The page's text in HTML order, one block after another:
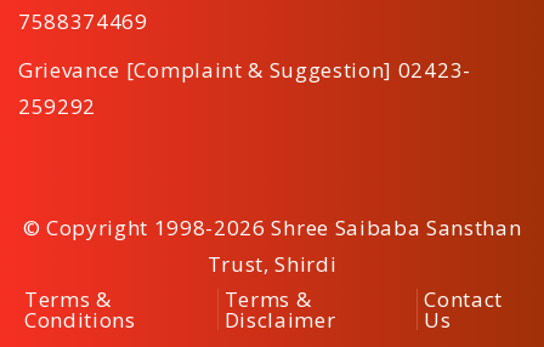
7588374469
Grievance [Complaint & Suggestion] 02423-
259292
© Copyright 1998-2026 Shree Saibaba Sansthan
Trust, Shirdi
Terms &
Conditions
Terms &
Disclaimer
Contact
Us